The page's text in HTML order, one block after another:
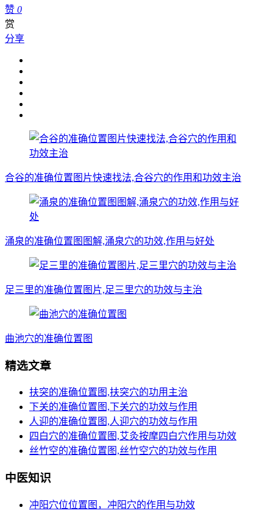
赞 0
赏
分享
合谷的准确位置图片快速找法,合谷穴的作用和功效主治
涌泉的准确位置图图解,涌泉穴的功效,作用与好处
足三里的准确位置图片,足三里穴的功效与主治
曲池穴的准确位置图
精选文章
扶突的准确位置图,扶突穴的功用主治
下关的准确位置图,下关穴的功效与作用
人迎的准确位置图,人迎穴的功效与作用
四白穴的准确位置图,艾灸按摩四白穴作用与功效
丝竹空的准确位置图,丝竹空穴的功效与作用
中医知识
冲阳穴位位置图，冲阳穴的作用与功效